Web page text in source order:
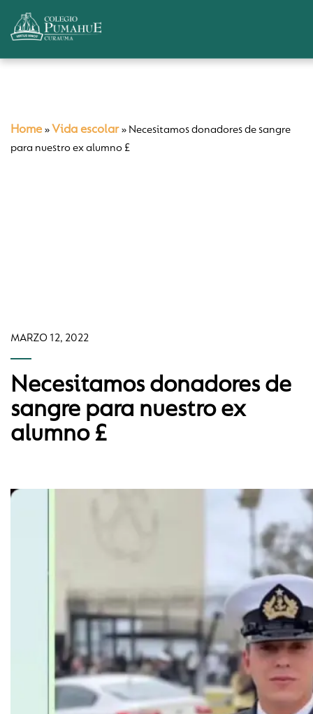
Home » Vida escolar» Necesitamos donadores de sangre
para nuestro ex alumno £
MARZO 12, 2022
Necesitamos donadores de
sangre para nuestro ex
alumno £